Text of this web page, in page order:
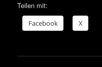
Teilen mit:
Face­book X